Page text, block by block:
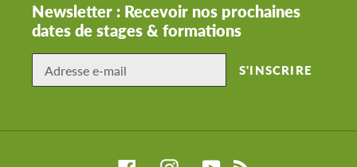
Newsletter : Recevoir nos prochaines
dates de stages & formations
S'INSCRIRE